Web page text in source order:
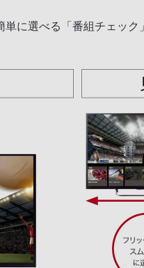
に選べる「番組チェック